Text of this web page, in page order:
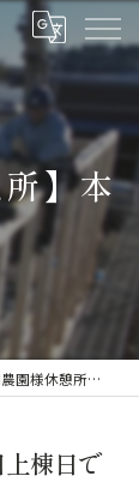
】本
憩所】本日上棟日です。
上棟日で